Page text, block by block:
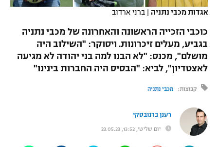
תוצאות
לוח שידורים
"מעל הליגה" – פודקאסט
"מחצית בשכונה" – פודקאסט
הפועל חיפה
הפועל באר שבע
מכבי נתניה
בני יהודה
ליגה הולנדית
ליגה טורקית
ליגה סינית
ליגה ברזילאית
דני אבדיה
שחייה
ג'ודו
אגרוף
היאבקות WWE
אגדות מכבי נתניה | ברני ארדוב
כוכבי הזכייה הראשונה והאחרונה של מכבי נתניה
בגביע, מעלים זיכרונות. ויסוקר: "השילוב היה
מושלם", מכנס: "לא הבנו למה בני יהודה לא מגיעה
לאצטדיון", לביא: "הבסיס היה החברות בינינו"
קבוצות: מכבי נתניה
רענן ברנובסקי
יום שלישי, 13:52, 23.05.23